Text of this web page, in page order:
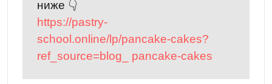
ниже 👇
https://pastry-
school.online/lp/pancake-cakes?
ref_source=blog_ pancake-cakes